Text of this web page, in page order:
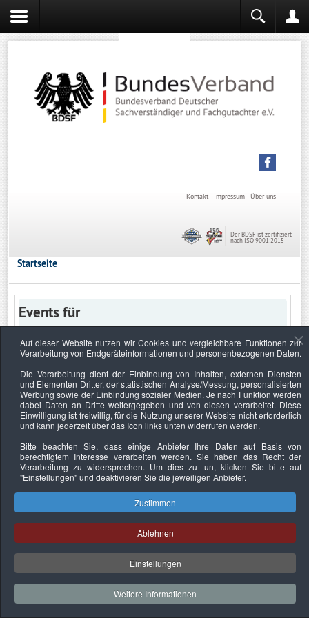
Über uns
Impressum
Kontakt
Der BDSF ist zertifiziert
nach ISO 9001:2015
Startseite
Events für
Keine Termine
Datenschutzerklärung Urheberrechtsnachweise Nachhaltigkeit
Copyright © 2026. Bundesverband Deutscher
Sachverständiger und Fachgutachter e.V..
Auf dieser Website nutzen wir Cookies und vergleichbare Funktionen zur
Verarbeitung von Endgeräteinformationen und personenbezogenen Daten.
Die Verarbeitung dient der Einbindung von Inhalten, externen Diensten
und Elementen Dritter, der statistischen Analyse/Messung, personalisierten
Werbung sowie der Einbindung sozialer Medien. Je nach Funktion werden
dabei Daten an Dritte weitergegeben und von diesen verarbeitet. Diese
Einwilligung ist freiwillig, für die Nutzung unserer Website nicht erforderlich
und kann jederzeit über das Icon links unten widerrufen werden.
Bitte beachten Sie, dass einige Anbieter Ihre Daten auf Basis von
berechtigtem Interesse verarbeiten werden. Sie haben das Recht der
Verarbeitung zu widersprechen. Um dies zu tun, klicken Sie bitte auf
"Einstellungen"und deaktivieren Sie die jeweiligen Anbieter.
Zustimmen
Ablehnen
Einstellungen
Weitere Informationen